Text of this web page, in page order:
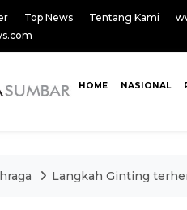
Top News Tentang Kami
HOME NASIONAL
Langkah Ginting